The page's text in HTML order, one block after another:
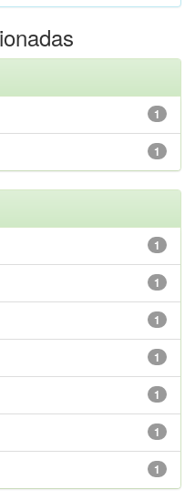
1
1
1
1
1
1
1
1
1